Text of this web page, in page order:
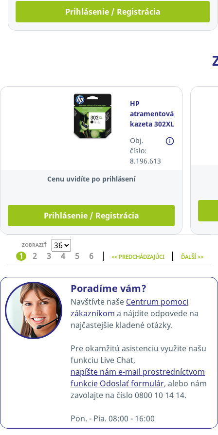
Prihlásenie / Registrácia
HP
atramentová
kazeta 302XL
čierna
Obj.
číslo:
8.196.613
Cenu uvidíte po prihlásení
Prihlásenie / Registrácia
ZOBRAZIŤ
1 2 3 4 5 6 << PREDCHÁDZAJÚCI ĎALŠÍ >>
Poradíme vám?
Navštívte naše Centrum pomoci
zákazníkom a nájdite odpovede na
najčastejšie kladené otázky.
Pre okamžitú asistenciu využite našu
funkciu Live Chat,
napíšte nám e-mail prostredníctvom
funkcie Odoslať formulár, alebo nám
zavolajte na číslo 0800 10 14 14.
Pon. - Pia. 08:00 - 16:00